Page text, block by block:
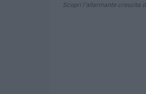
Scopri l'allarmante crescita